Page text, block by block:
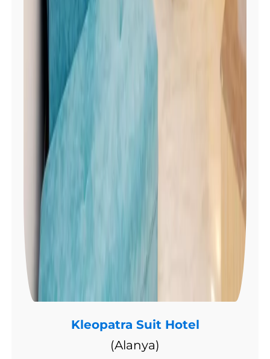
Kleopatra Suit Hotel
(Alanya)